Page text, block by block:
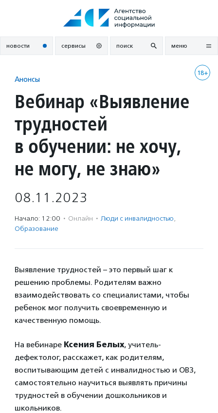
новости сервисы поиск меню
18+
Анонсы
Вебинар «Выявление
трудностей
в обучении: не хочу,
не могу, не знаю»
08.11.2023
Начало: 12:00 · Онлайн · Люди с инвалидностью,
Образование
Выявление трудностей – это первый шаг к
решению проблемы. Родителям важно
взаимодействовать со специалистами, чтобы
ребенок мог получить своевременную и
качественную помощь.
На вебинаре Ксения Белых, учитель-
дефектолог, расскажет, как родителям,
воспитывающим детей с инвалидностью и ОВЗ,
самостоятельно научиться выявлять причины
трудностей в обучении дошкольников и
школьников.